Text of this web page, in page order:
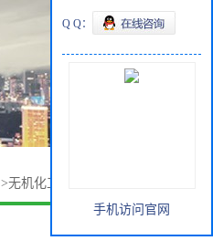
>无机化工原料
Q Q：
手机访问官网